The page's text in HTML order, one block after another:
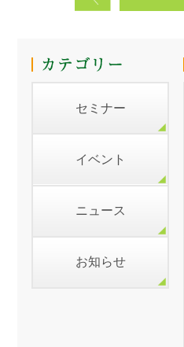
セミナー
イベント
ニュース
お知らせ